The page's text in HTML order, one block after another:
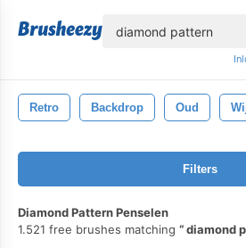
Retro Backdrop Oud
Filters
Diamond Pattern Penselen
1.521 free brushes matching
diamond